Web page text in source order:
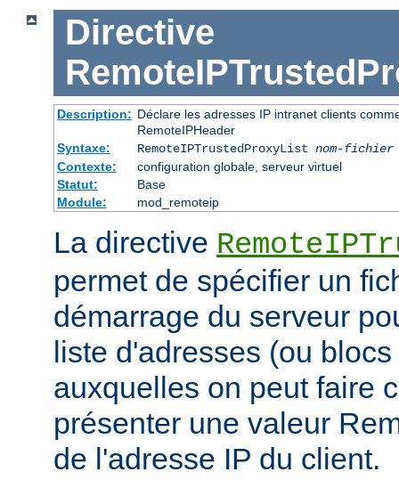
Directive
Description: Déclare les adresses IP intranet clients
RemoteIPHeader
Syntaxe:
RemoteIPTrustedProxyList nom-fichier
Contexte:
configuration globale, serveur virtuel
Statut:
Base
Module:
mod_remoteip
La directive
permet de spécifier un
démarrage du serveur
liste d'adresses (ou
auxquelles on peut faire
présenter une valeur
de l'adresse IP du client.